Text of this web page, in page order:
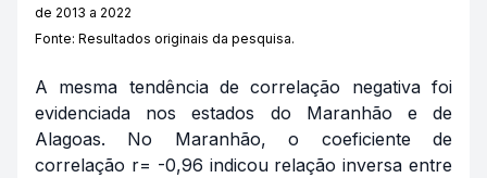
de 2013 a 2022
Fonte: Resultados originais da pesquisa.
A mesma tendência de correlação negativa foi
evidenciada nos estados do Maranhão e de
Alagoas. No Maranhão, o coeficiente de
correlação r= -0,96 indicou relação inversa entre